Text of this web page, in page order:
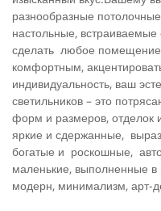
разнообразные
настольные,
сделать любое
комфортным,
индивидуальность, ваш
светильников – это
форм и размеров, отделок
яркие и сдержанные,
богатые и рос­кошные,
маленькие, выполненные в
модерн, минимализм, арт-